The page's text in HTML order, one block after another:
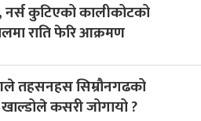
नर्स कुटिएको कालीकोटको
राति फेरि आक्रमण
तहसनहस सिम्रौनगढको
कसरी जोगायो ?